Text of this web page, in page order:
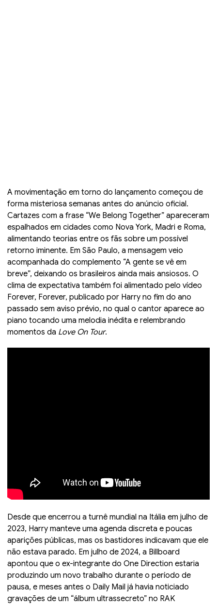
A movimentação em torno do lançamento começou de
forma misteriosa semanas antes do anúncio oficial.
Cartazes com a frase “We Belong Together” apareceram
espalhados em cidades como Nova York, Madri e Roma,
alimentando teorias entre os fãs sobre um possível
retorno iminente. Em São Paulo, a mensagem veio
acompanhada do complemento “A gente se vê em
breve”, deixando os brasileiros ainda mais ansiosos. O
clima de expectativa também foi alimentado pelo vídeo
Forever, Forever, publicado por Harry no fim do ano
passado sem aviso prévio, no qual o cantor aparece ao
piano tocando uma melodia inédita e relembrando
momentos da Love On Tour.
Desde que encerrou a turnê mundial na Itália em julho de
2023, Harry manteve uma agenda discreta e poucas
aparições públicas, mas os bastidores indicavam que ele
não estava parado. Em julho de 2024, a Billboard
apontou que o ex-integrante do One Direction estaria
produzindo um novo trabalho durante o período de
pausa, e meses antes o Daily Mail já havia noticiado
gravações de um “álbum ultrassecreto” no RAK